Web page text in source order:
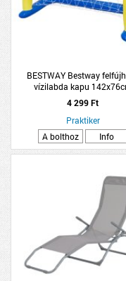
BESTWAY Bestway
vízilabda kapu
4 299 Ft
Praktiker
A bolthoz
Info